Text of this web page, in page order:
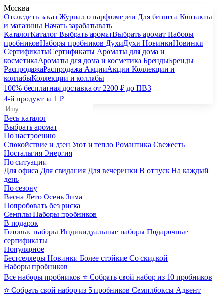
Москва
Отследить заказ Журнал о парфюмерии Для бизнеса Контакты
и магазины Начать зарабатывать
КаталогКаталог Выбрать ароматВыбрать аромат Наборы
пробниковНаборы пробников ДухиДухи НовинкиНовинки
СертификатыСертификаты Ароматы для дома и
косметикаАроматы для дома и косметика БрендыБренды
РаспродажаРаспродажа АкцииАкции Коллекции и
коллабыКоллекции и коллабы
100% бесплатная доставка от 2200 ₽ до ПВЗ
4-й продукт за 1 ₽
Весь каталог
Выбрать аромат
По настроению
Спокойствие и дзен Уют и тепло Романтика Свежесть
Ностальгия Энергия
По ситуации
Для офиса Для свидания Для вечеринки В отпуск На каждый
день
По сезону
Весна Лето Осень Зима
Попробовать без риска
Семплы Наборы пробников
В подарок
Готовые наборы Индивидуальные наборы Подарочные
сертификаты
Популярное
Бестселлеры Новинки Более стойкие Со скидкой
Наборы пробников
Все наборы пробников ⭐ Собрать свой набор из 10 пробников
⭐ Собрать свой набор из 5 пробников Семплбоксы Адвент